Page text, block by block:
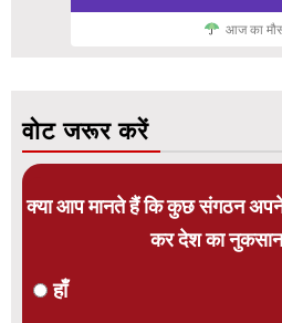
आज का
वोट जरूर करें
क्या आप मानते हैं कि कुछ संगठन
कर देश का
हाँ